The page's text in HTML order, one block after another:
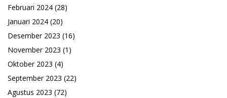
Februari 2024 (28)
Januari 2024 (20)
Desember 2023 (16)
November 2023 (1)
Oktober 2023 (4)
September 2023 (22)
Agustus 2023 (72)